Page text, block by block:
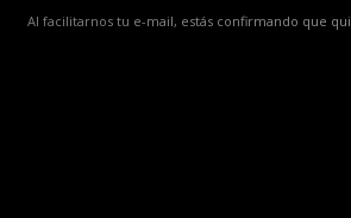
Al facilitarnos tu e-mail, estás confirmando que